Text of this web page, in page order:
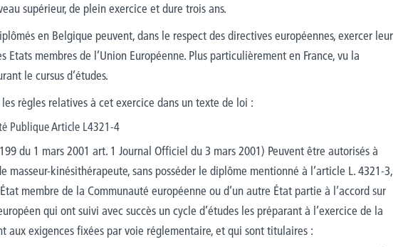
supérieur, de plein exercice et dure trois ans.
en Belgique peuvent, dans le respect des directives européennes, exercer leur
Etats membres de l’Union Européenne. Plus particulièrement en France, vu la
le cursus d’études.
les règles relatives à cet exercice dans un texte de loi :
Publique Article L4321-4
du 1 mars 2001 art. 1 Journal Officiel du 3 mars 2001) Peuvent être autorisés à
masseur-kinésithérapeute, sans posséder le diplôme mentionné à l’article L. 4321-3,
membre de la Communauté européenne ou d’un autre État partie à l’accord sur
qui ont suivi avec succès un cycle d’études les préparant à l’exercice de la
aux exigences fixées par voie réglementaire, et qui sont titulaires :